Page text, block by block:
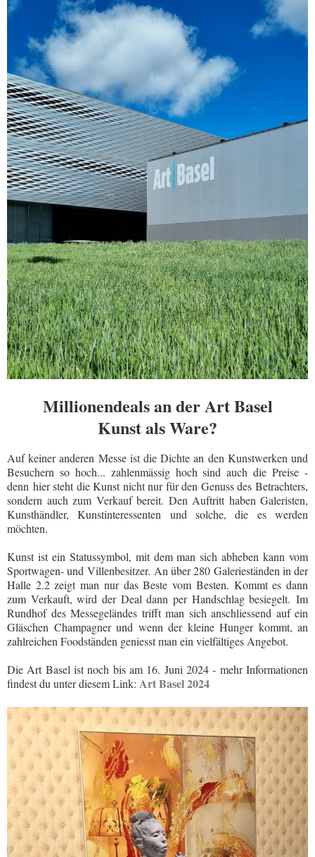
Millionendeals an der Art Basel
Kunst als Ware?
Auf keiner anderen Messe ist die Dichte an den Kunstwerken und
Besuchern so hoch... zahlenmässig hoch sind auch die Preise -
denn hier steht die Kunst nicht nur für den Genuss des Betrachters,
sondern auch zum Verkauf bereit. Den Auftritt haben Galeristen,
Kunsthändler, Kunstinteressenten und solche, die es werden
möchten.
Kunst ist ein Statussymbol, mit dem man sich abheben kann vom
Sportwagen- und Villenbesitzer. An über 280 Galerieständen in der
Halle 2.2 zeigt man nur das Beste vom Besten. Kommt es dann
zum Verkauft, wird der Deal dann per Handschlag besiegelt. Im
Rundhof des Messegeländes trifft man sich anschliessend auf ein
Gläschen Champagner und wenn der kleine Hunger kommt, an
zahlreichen Foodständen geniesst man ein vielfältiges Angebot.
Die Art Basel ist noch bis am 16. Juni 2024 - mehr Informationen
findest du unter diesem Link: Art Basel 2024